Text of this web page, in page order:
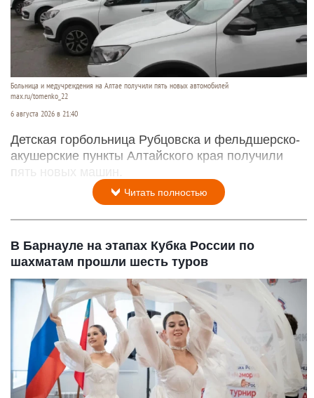
Больница и медучреждения на Алтае получили пять новых автомобилей
max.ru/tomenko_22
6 августа 2026 в 21:40
Детская горбольница Рубцовска и фельдшерско-
акушерские пункты Алтайского края получили
пять новых машин.
Читать полностью
В Барнауле на этапах Кубка России по
шахматам прошли шесть туров